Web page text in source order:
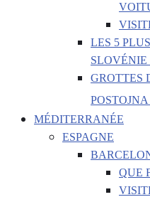
LES 5
SLOVÉNIE
GROTTES
MÉDITERRANÉE
ESPAGNE
QUE